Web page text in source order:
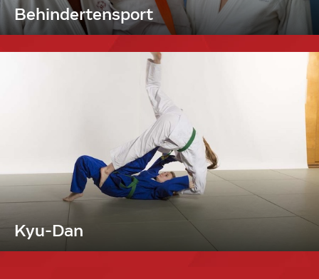
Behindertensport
Kyu-Dan